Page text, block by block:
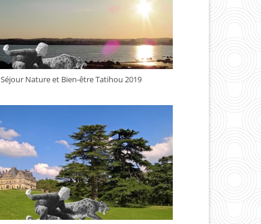
Séjour Nature et Bien-être Tatihou 2019